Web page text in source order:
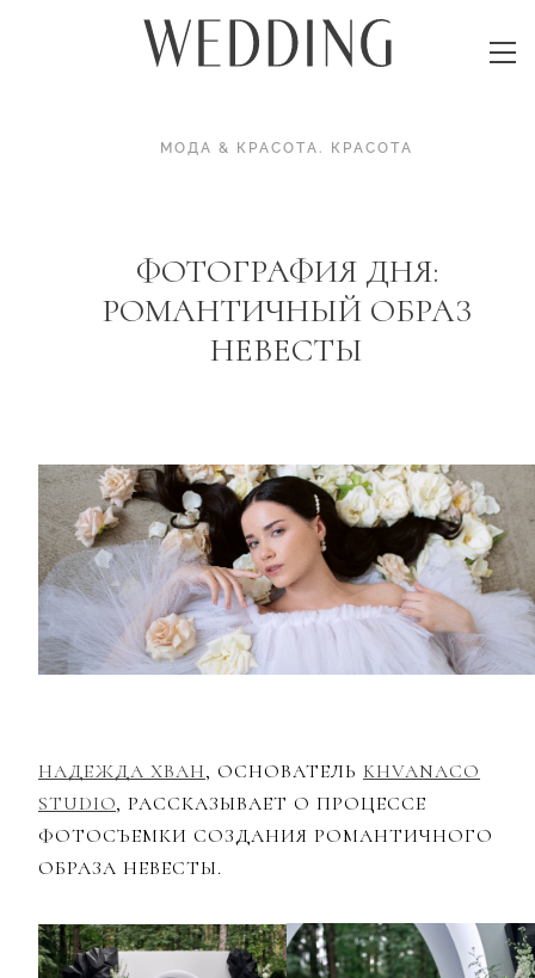
МОДА & КРАСОТА. КРАСОТА
ФОТОГРАФИЯ ДНЯ:
РОМАНТИЧНЫЙ ОБРАЗ
НЕВЕСТЫ
НАДЕЖДА ХВАН, ОСНОВАТЕЛЬ KHVANACO
STUDIO, РАССКАЗЫВАЕТ О ПРОЦЕССЕ
ФОТОСЪЕМКИ CОЗДАНИЯ РОМАНТИЧНОГО
ОБРАЗА НЕВЕСТЫ.